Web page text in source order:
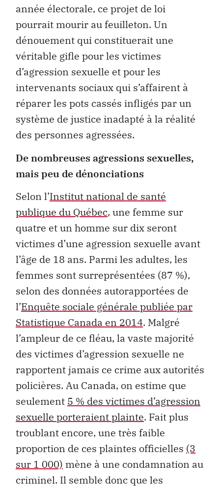
année électorale, ce projet de loi
pourrait mourir au feuilleton. Un
dénouement qui constituerait une
véritable gifle pour les victimes
d’agression sexuelle et pour les
intervenants sociaux qui s’affairent à
réparer les pots cassés infligés par un
système de justice inadapté à la réalité
des personnes agressées.
De nombreuses agressions sexuelles,
mais peu de dénonciations
Selon l’Institut national de santé
publique du Québec, une femme sur
quatre et un homme sur dix seront
victimes d’une agression sexuelle avant
l’âge de 18 ans. Parmi les adultes, les
femmes sont surreprésentées (87 %),
selon des données autorapportées de
l’Enquête sociale générale publiée par
Statistique Canada en 2014. Malgré
l’ampleur de ce fléau, la vaste majorité
des victimes d’agression sexuelle ne
rapportent jamais ce crime aux autorités
policières. Au Canada, on estime que
seulement 5 % des victimes d’agression
sexuelle porteraient plainte. Fait plus
troublant encore, une très faible
proportion de ces plaintes officielles (3
sur 1 000) mène à une condamnation au
criminel. Il semble donc que les